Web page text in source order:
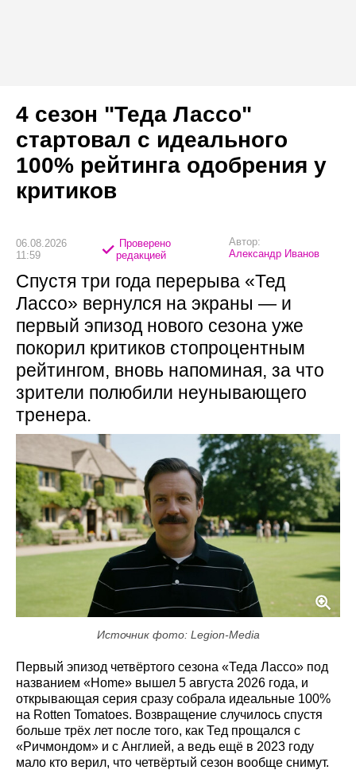
4 сезон "Теда Лассо"
стартовал с идеального
100% рейтинга одобрения у
критиков
06.08.2026
11:59
Проверено
редакцией
Автор:
Александр Иванов
Спустя три года перерыва «Тед
Лассо» вернулся на экраны — и
первый эпизод нового сезона уже
покорил критиков стопроцентным
рейтингом, вновь напоминая, за что
зрители полюбили неунывающего
тренера.
Источник фото: Legion-Media
Первый эпизод четвёртого сезона «Теда Лассо» под
названием «Home» вышел 5 августа 2026 года, и
открывающая серия сразу собрала идеальные 100%
на Rotten Tomatoes. Возвращение случилось спустя
больше трёх лет после того, как Тед прощался с
«Ричмондом» и с Англией, а ведь ещё в 2023 году
мало кто верил, что четвёртый сезон вообще снимут.